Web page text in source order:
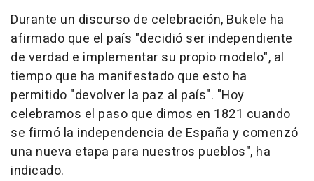
Durante un discurso de celebración, Bukele ha
afirmado que el país "decidió ser independiente
de verdad e implementar su propio modelo", al
tiempo que ha manifestado que esto ha
permitido "devolver la paz al país". "Hoy
celebramos el paso que dimos en 1821 cuando
se firmó la independencia de España y comenzó
una nueva etapa para nuestros pueblos", ha
indicado.